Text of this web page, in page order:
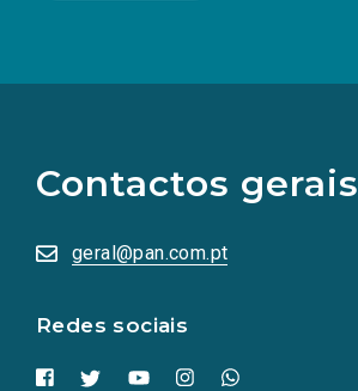
Contactos gerais
geral@pan.com.pt
Redes sociais
redes
sociais
numa
nova